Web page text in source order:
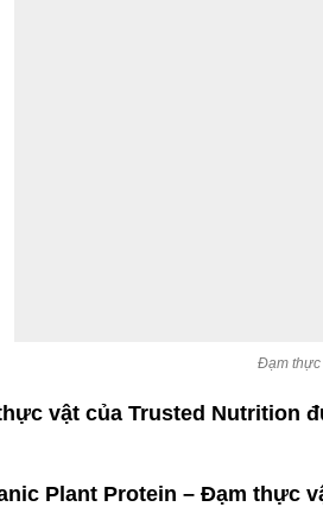
Đạm thực
vật của Trusted Nutrition
Plant Protein – Đạm thực